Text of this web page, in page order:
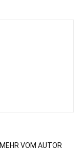
MEHR VOM AUTOR